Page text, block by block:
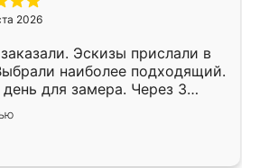
2026
Эскизы прислали в
наиболее подходящий.
для замера. Через 3
была уже готова. Остались
Спасибо Ренессанс
работу!